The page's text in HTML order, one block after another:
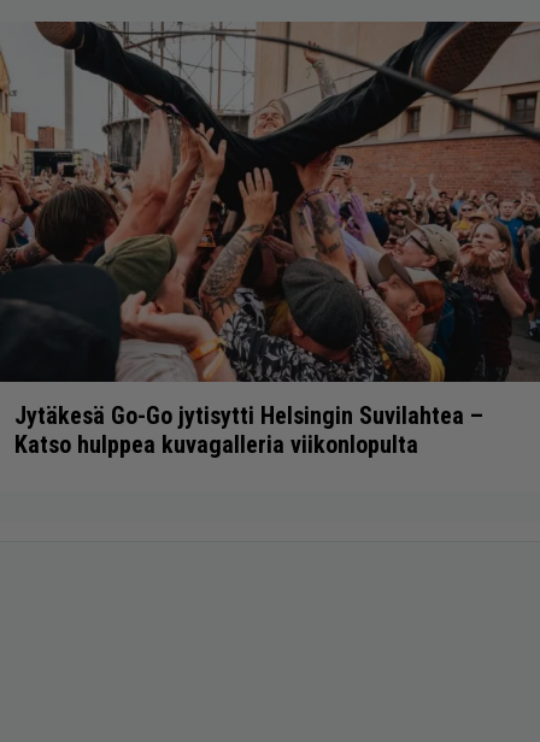
Jytäkesä Go-Go jytisytti Helsingin Suvilahtea –
Katso hulppea kuvagalleria viikonlopulta